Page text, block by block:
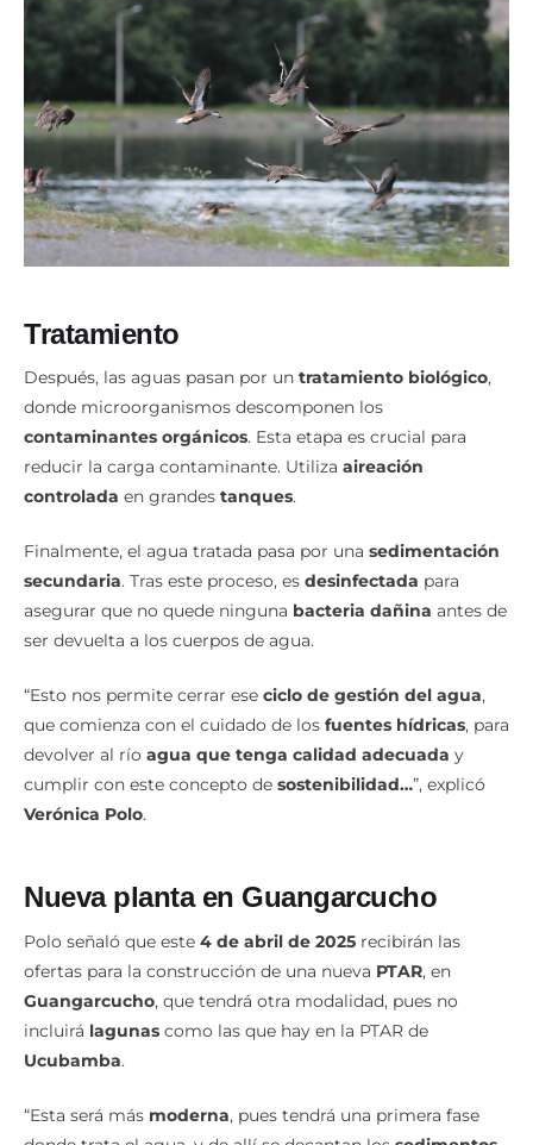
Tratamiento
Después, las aguas pasan por un tratamiento biológico,
donde microorganismos descomponen los
contaminantes orgánicos. Esta etapa es crucial para
reducir la carga contaminante. Utiliza aireación
controlada en grandes tanques.
Finalmente, el agua tratada pasa por una sedimentación
secundaria. Tras este proceso, es desinfectada para
asegurar que no quede ninguna bacteria dañina antes de
ser devuelta a los cuerpos de agua.
“Esto nos permite cerrar ese ciclo de gestión del agua,
que comienza con el cuidado de los fuentes hídricas, para
devolver al río agua que tenga calidad adecuada y
cumplir con este concepto de sostenibilidad…”, explicó
Verónica Polo.
Nueva planta en Guangarcucho
Polo señaló que este 4 de abril de 2025 recibirán las
ofertas para la construcción de una nueva PTAR, en
Guangarcucho, que tendrá otra modalidad, pues no
incluirá lagunas como las que hay en la PTAR de
Ucubamba.
“Esta será más moderna, pues tendrá una primera fase